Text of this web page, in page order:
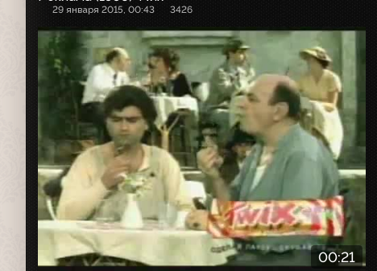
29 января 2015, 00:43 3426
00:21
Рекламный ролик